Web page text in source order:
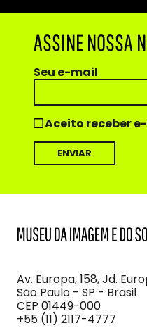
ASSINE NOSSA
Seu e-mail
Aceito receber
Imagem
e
do
Som
Av. Europa, 158, Jd.
São Paulo - SP - Brasil
CEP 01449-000
+55 (11) 2117-4777